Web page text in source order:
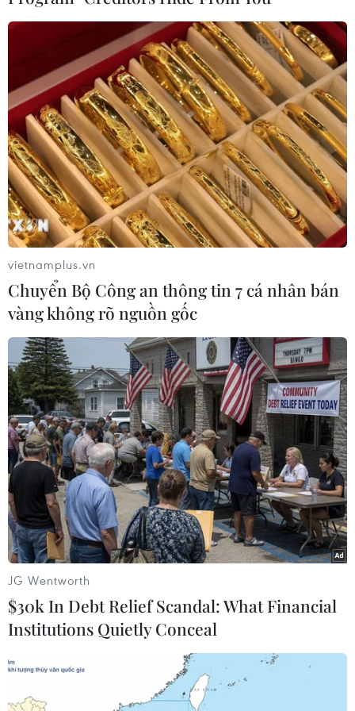
(Vietnam+)
#Giá xăng #Xăng E5 RON92
#Xăng RON95
#Quỹ bình ổn
#BOG
TP. Hà Nội
Tp. Hồ Chí Minh
Theo dõi VietnamPlus
TIN LIÊN QUAN
vietnamplus.vn
Chuyển Bộ Công an thông tin 7 cá nhân bán
vàng không rõ nguồn gốc
JG Wentworth
$30k In Debt Relief Scandal: What Financial
Institutions Quietly Conceal